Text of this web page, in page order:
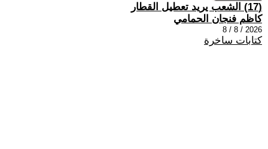
(17) الشعب يريد تعطيل القطار
كاظم فنجان الحمامي
2026 / 8 / 8
كتابات ساخرة